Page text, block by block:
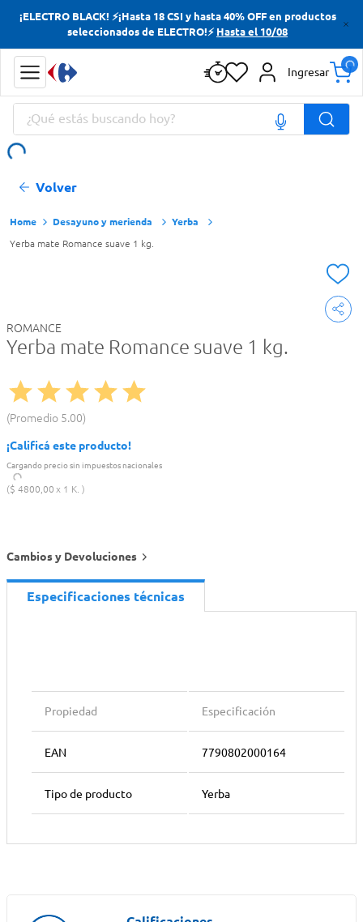
¡ELECTRO BLACK! ⚡¡Hasta 18 CSI y hasta 40% OFF en productos
seleccionados de ELECTRO!⚡ Hasta el 10/08
Ingresar
¿Qué estás buscando hoy?
Volver
Desayuno y merienda Yerba
Yerba mate Romance suave 1 kg.
ROMANCE
Yerba mate Romance suave 1 kg.
Promedio 5.00
¡Calificá este producto!
Cargando precio sin impuestos nacionales
$ 4800,00 1 K.
Cambios y Devoluciones
Especificaciones técnicas
Propiedad Especificación
EAN 7790802000164
Tipo de producto Yerba
Términos más buscados
Yerba
Cerveza
Doves
Términos más buscados
Yerba
Cerveza
Doves
Papas Fritas